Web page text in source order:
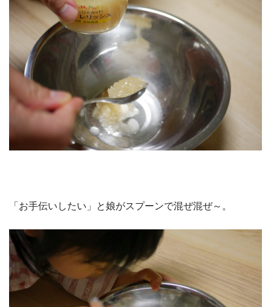
「お手伝いしたい」と娘がスプーンで混ぜ混ぜ～。